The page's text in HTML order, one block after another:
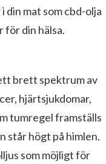
mat som cbd-olja
din hälsa.
brett spektrum av
hjärtsjukdomar,
tumregel framställs
står högt på himlen.
som möjligt för